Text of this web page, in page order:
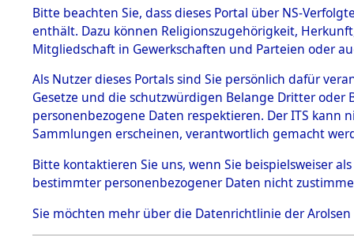
BESTÄNDE
1.
mente
5. Verschiedenes
5.3
Todesmärsche
5.3.1 Alliierte
Erhebungen
zu
Todesmärsch
en
5.3.2
0003
Bitte beachten Sie, dass dieses Portal über NS-
enthält. Dazu können Religionszugehörigkeit,
Mitgliedschaft in Gewerkschaften und Parteien oder
Als Nutzer dieses Portals sind Sie persönlich dafür
Gesetze und die schutzwürdigen Belange Dritter
personenbezogene Daten respektieren. Der ITS
Sammlungen erscheinen, verantwortlich gemacht
Bitte kontaktieren Sie uns, wenn Sie beispielsweiser
bestimmter personenbezogener Daten nicht
Sie möchten mehr über die Datenrichtlinie der Arolsen